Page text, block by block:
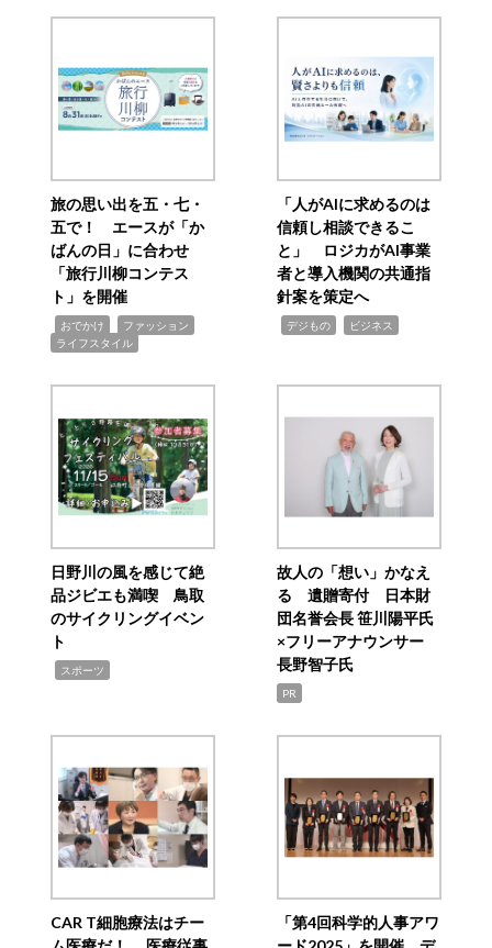
旅の思い出を五・七・
五で！ エースが「か
ばんの日」に合わせ
「旅行川柳コンテス
ト」を開催
おでかけ ファッション
ライフスタイル
「人がAIに求めるのは
信頼し相談できるこ
と」 ロジカがAI事業
者と導入機関の共通指
針案を策定へ
デジもの ビジネス
日野川の風を感じて絶
品ジビエも満喫 鳥取
のサイクリングイベン
ト
スポーツ
故人の「想い」かなえ
る 遺贈寄付 日本財
団名誉会長 笹川陽平氏
×フリーアナウンサー
長野智子氏
PR
CAR T細胞療法はチー
「第4回科学的人事アワ